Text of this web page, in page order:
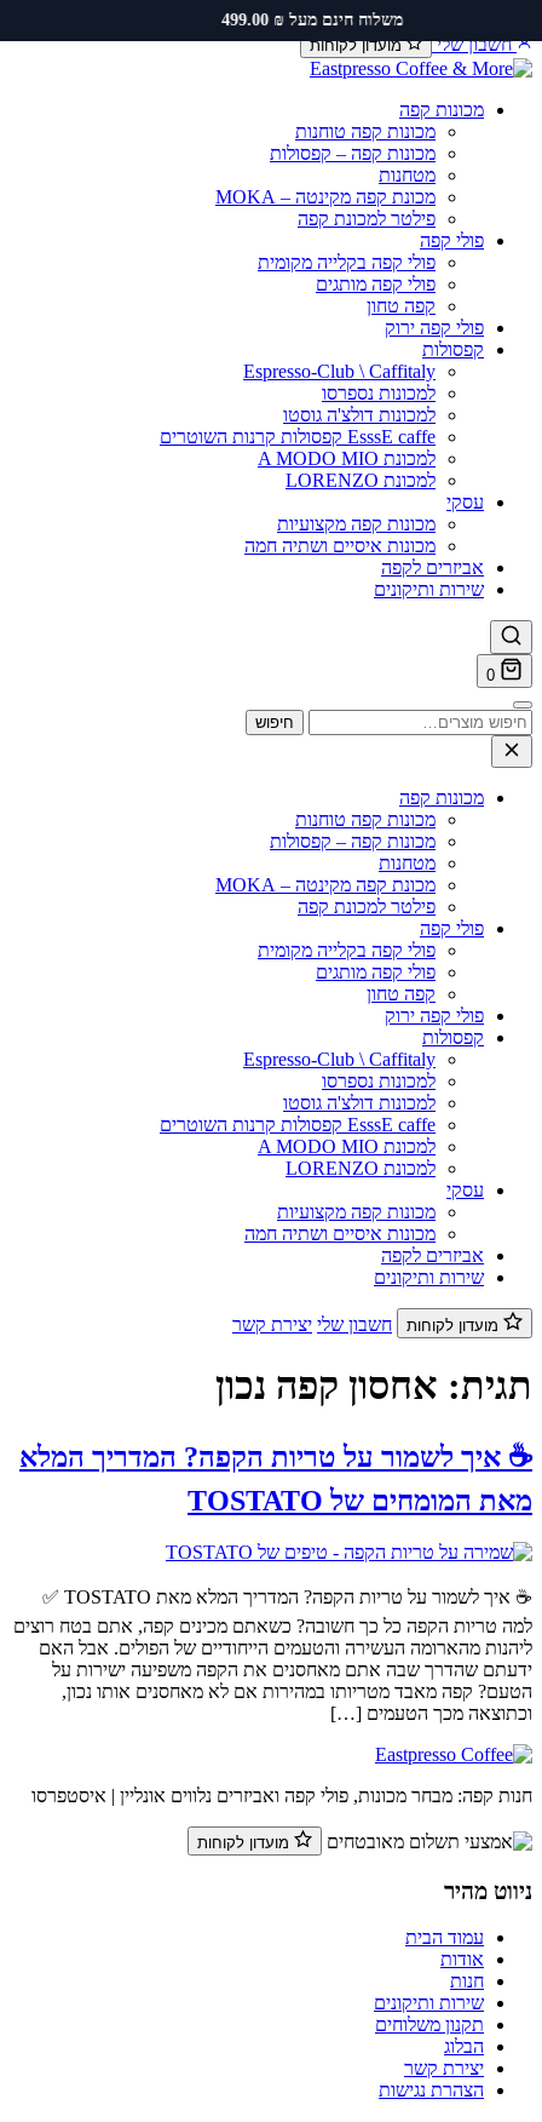
משלוח חינם מעל ₪ 499.00
לתוכן
שירות ותיקונים תקנון משלוחים
חשבון שלי
מועדון לקוחות
מכונות קפה
מכונות קפה טוחנות
מכונות קפה – קפסולות
מטחנות
מכונת קפה מקינטה – MOKA
פילטר למכונת קפה
פולי קפה
פולי קפה בקלייה מקומית
פולי קפה מותגים
קפה טחון
פולי קפה ירוק
קפסולות
Espresso-Club \ Caffitaly
למכונות נספרסו
למכונות דולצ'ה גוסטו
EsssE caffe קפסולות קרנות השוטרים
למכונת A MODO MIO
למכונת LORENZO
עסקי
מכונות קפה מקצועיות
מכונות איסיים ושתיה חמה
אביזרים לקפה
שירות ותיקונים
0
חיפוש
עבור:
חיפוש
מכונות קפה
מכונות קפה טוחנות
מכונות קפה – קפסולות
מטחנות
מכונת קפה מקינטה – MOKA
פילטר למכונת קפה
פולי קפה
פולי קפה בקלייה מקומית
פולי קפה מותגים
קפה טחון
פולי קפה ירוק
קפסולות
Espresso-Club \ Caffitaly
למכונות נספרסו
למכונות דולצ'ה גוסטו
EsssE caffe קפסולות קרנות השוטרים
למכונת A MODO MIO
למכונת LORENZO
עסקי
מכונות קפה מקצועיות
מכונות איסיים ושתיה חמה
אביזרים לקפה
שירות ותיקונים
חשבון שלי יצירת קשר
תגית: אחסון קפה נכון
☕ איך לשמור על טריות הקפה? המדריך המלא
מאת המומחים של TOSTATO
☕ איך לשמור על טריות הקפה? המדריך המלא מאת TOSTATO ✅
למה טריות הקפה כל כך חשובה? כשאתם מכינים קפה, אתם בטח רוצים
ליהנות מהארומה העשירה והטעמים הייחודיים של הפולים. אבל האם
ידעתם שהדרך שבה אתם מאחסנים את הקפה משפיעה ישירות על
הטעם? קפה מאבד מטריותו במהירות אם לא מאחסנים אותו נכון,
וכתוצאה מכך הטעמים […]
חנות קפה: מבחר מכונות, פולי קפה ואביזרים נלווים אונליין | איסטפרסו
ניווט מהיר
עמוד הבית
אודות
חנות
שירות ותיקונים
תקנון משלוחים
הבלוג
יצירת קשר
הצהרת נגישות